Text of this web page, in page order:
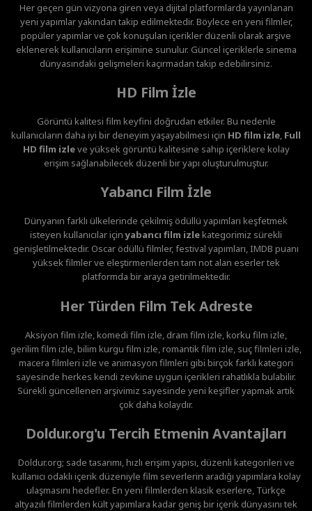
Her geçen gün vizyona giren veya dijital platformlarda yayınlanan
yeni yapımlar yakından takip edilmektedir. Böylece en yeni filmler,
popüler yapımlar ve çok konuşulan içerikler düzenli olarak arşive
eklenerek kullanıcıların erişimine sunulur. Güncel içeriklerle sinema
dünyasındaki gelişmeleri kaçırmadan takip edebilirsiniz.
HD Film İzle
Görüntü kalitesi film keyfini doğrudan etkiler. Bu nedenle
kullanıcıların daha iyi bir deneyim yaşayabilmesi için HD film izle, Full
HD film izleve yüksek görüntü kalitesine sahip içeriklere kolay
erişim sağlanabilecek düzenli bir yapı oluşturulmuştur.
Yabancı Film İzle
Dünyanın farklı ülkelerinde çekilmiş ödüllü yapımları keşfetmek
isteyen kullanıcılar içinyabancı film izlekategorimiz sürekli
genişletilmektedir. Oscar ödüllü filmler, festival yapımları, IMDB puanı
yüksek filmler ve eleştirmenlerden tam not alan eserler tek
platformda bir araya getirilmektedir.
Her Türden Film Tek Adreste
Aksiyon film izle, komedi film izle, dram film izle, korku film izle,
gerilim film izle, bilim kurgu film izle, romantik film izle, suç filmleri izle,
macera filmleri izle ve animasyon filmleri gibi birçok farklı kategori
sayesinde herkes kendi zevkine uygun içerikleri rahatlıkla bulabilir.
Sürekli güncellenen arşivimiz sayesinde yeni keşifler yapmak artık
çok daha kolaydır.
Doldur.org'u Tercih Etmenin Avantajları
Doldur.org; sade tasarımı, hızlı erişim yapısı, düzenli kategorileri ve
kullanıcı odaklı içerik düzeniyle film severlerin aradığı yapımlara kolay
ulaşmasını hedefler. En yeni filmlerden klasik eserlere, Türkçe
altyazılı filmlerden kült yapımlara kadar geniş bir içerik dünyasını tek